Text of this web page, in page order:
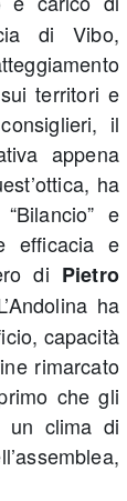
di Vibo,
territori e
il
appena
ha
e
efficacia e
di Pietro
ha
capacità
rimarcato
che gli
un clima di